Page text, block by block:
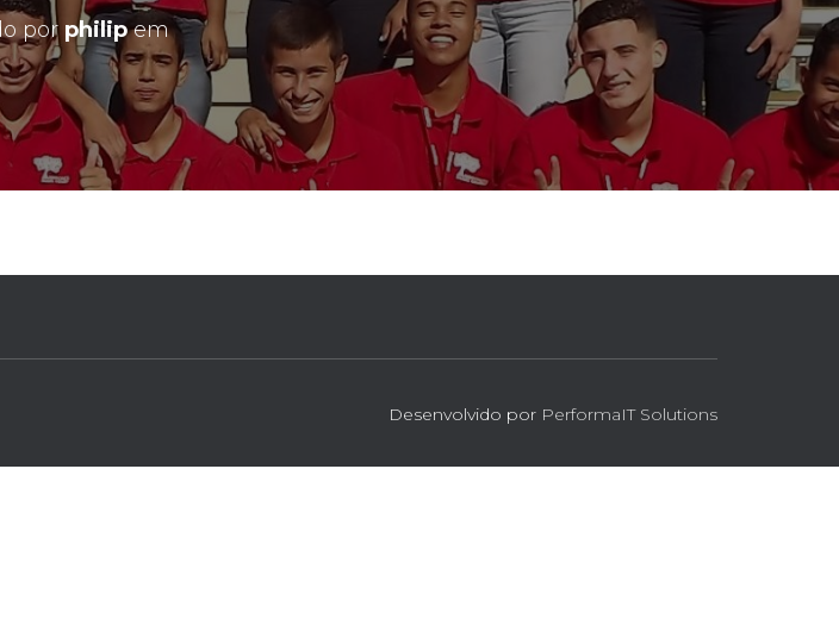
por philipem
Desenvolvido por PerformaIT Solutions